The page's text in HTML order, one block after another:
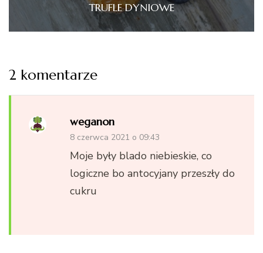
TRUFLE DYNIOWE
2 komentarze
weganon
8 czerwca 2021 o 09:43
Moje były blado niebieskie, co
logiczne bo antocyjany przeszły do
cukru